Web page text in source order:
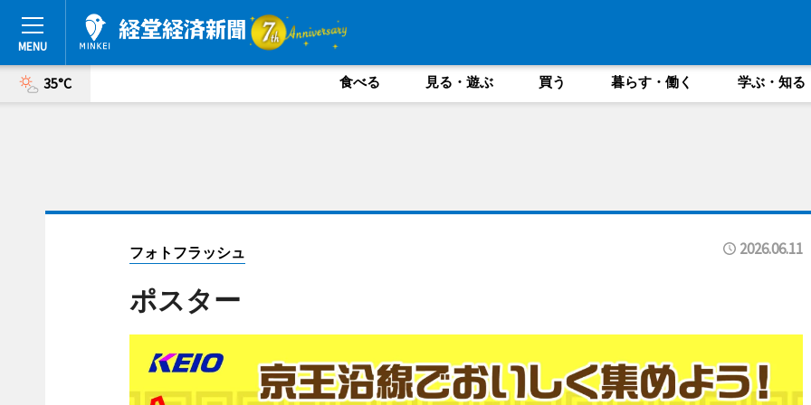
35°C 食べる 見る・遊ぶ 買う 暮らす・働く 学ぶ・知る
フォトフラッシュ 2026.06.11
ポスター